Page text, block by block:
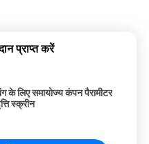
प्राप्त करें
के लिए समायोज्य कंपन पैरामीटर
स्क्रीन